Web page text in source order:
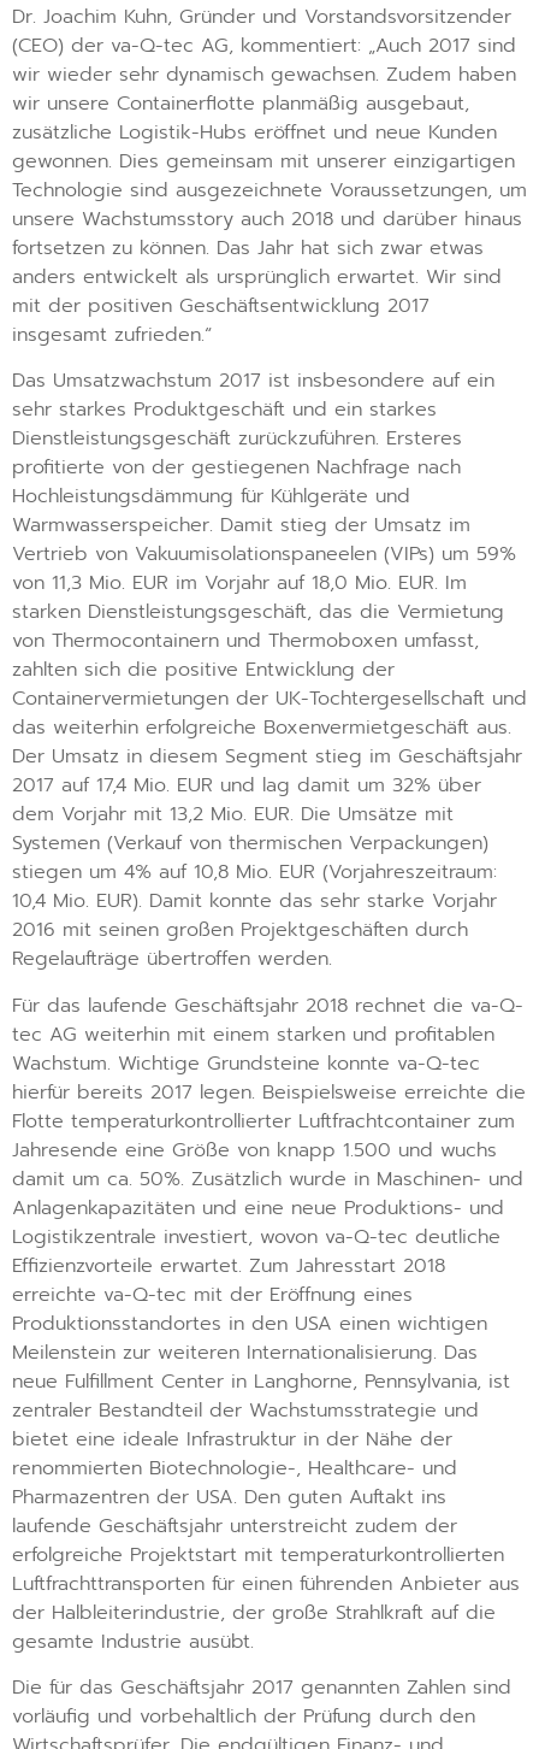
Dr. Joachim Kuhn, Gründer und Vorstandsvorsitzender
(CEO) der va-Q-tec AG, kommentiert: „Auch 2017 sind
wir wieder sehr dynamisch gewachsen. Zudem haben
wir unsere Containerflotte planmäßig ausgebaut,
zusätzliche Logistik-Hubs eröffnet und neue Kunden
gewonnen. Dies gemeinsam mit unserer einzigartigen
Technologie sind ausgezeichnete Voraussetzungen, um
unsere Wachstumsstory auch 2018 und darüber hinaus
fortsetzen zu können. Das Jahr hat sich zwar etwas
anders entwickelt als ursprünglich erwartet. Wir sind
mit der positiven Geschäftsentwicklung 2017
insgesamt zufrieden.“
Das Umsatzwachstum 2017 ist insbesondere auf ein
sehr starkes Produktgeschäft und ein starkes
Dienstleistungsgeschäft zurückzuführen. Ersteres
profitierte von der gestiegenen Nachfrage nach
Hochleistungsdämmung für Kühlgeräte und
Warmwasserspeicher. Damit stieg der Umsatz im
Vertrieb von Vakuumisolationspaneelen (VIPs) um 59%
von 11,3 Mio. EUR im Vorjahr auf 18,0 Mio. EUR. Im
starken Dienstleistungsgeschäft, das die Vermietung
von Thermocontainern und Thermoboxen umfasst,
zahlten sich die positive Entwicklung der
Containervermietungen der UK-Tochtergesellschaft und
das weiterhin erfolgreiche Boxenvermietgeschäft aus.
Der Umsatz in diesem Segment stieg im Geschäftsjahr
2017 auf 17,4 Mio. EUR und lag damit um 32% über
dem Vorjahr mit 13,2 Mio. EUR. Die Umsätze mit
Systemen (Verkauf von thermischen Verpackungen)
stiegen um 4% auf 10,8 Mio. EUR (Vorjahreszeitraum:
10,4 Mio. EUR). Damit konnte das sehr starke Vorjahr
2016 mit seinen großen Projektgeschäften durch
Regelaufträge übertroffen werden.
Für das laufende Geschäftsjahr 2018 rechnet die va-Q-
tec AG weiterhin mit einem starken und profitablen
Wachstum. Wichtige Grundsteine konnte va-Q-tec
hierfür bereits 2017 legen. Beispielsweise erreichte die
Flotte temperaturkontrollierter Luftfrachtcontainer zum
Jahresende eine Größe von knapp 1.500 und wuchs
damit um ca. 50%. Zusätzlich wurde in Maschinen- und
Anlagenkapazitäten und eine neue Produktions- und
Logistikzentrale investiert, wovon va-Q-tec deutliche
Effizienzvorteile erwartet. Zum Jahresstart 2018
erreichte va-Q-tec mit der Eröffnung eines
Produktionsstandortes in den USA einen wichtigen
Meilenstein zur weiteren Internationalisierung. Das
neue Fulfillment Center in Langhorne, Pennsylvania, ist
zentraler Bestandteil der Wachstumsstrategie und
bietet eine ideale Infrastruktur in der Nähe der
renommierten Biotechnologie-, Healthcare- und
Pharmazentren der USA. Den guten Auftakt ins
laufende Geschäftsjahr unterstreicht zudem der
erfolgreiche Projektstart mit temperaturkontrollierten
Luftfrachttransporten für einen führenden Anbieter aus
der Halbleiterindustrie, der große Strahlkraft auf die
gesamte Industrie ausübt.
Die für das Geschäftsjahr 2017 genannten Zahlen sind
vorläufig und vorbehaltlich der Prüfung durch den